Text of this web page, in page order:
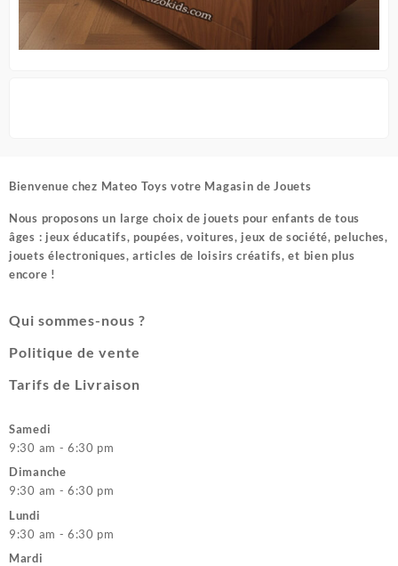
Bienvenue chez Mateo Toys votre Magasin de Jouets
Nous proposons un large choix de jouets pour enfants de tous
âges : jeux éducatifs, poupées, voitures, jeux de société, peluches,
jouets électroniques, articles de loisirs créatifs, et bien plus
encore !
Qui sommes-nous ?
Politique de vente
Tarifs de Livraison
Samedi
9:30 am - 6:30 pm
Dimanche
9:30 am - 6:30 pm
Lundi
9:30 am - 6:30 pm
Mardi